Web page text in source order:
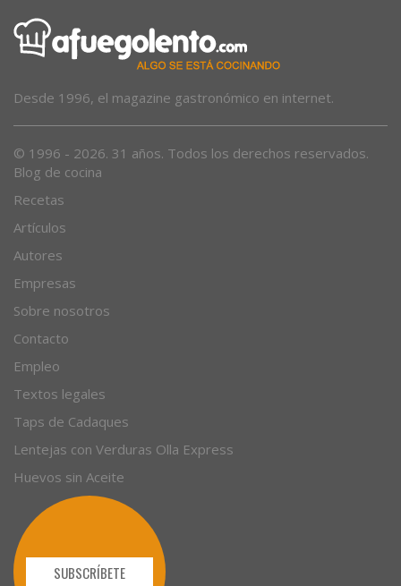
Desde 1996, el magazine gastronómico en internet.
© 1996 - 2026. 31 años. Todos los derechos reservados.
Blog de cocina
Recetas
Artículos
Autores
Empresas
Sobre nosotros
Contacto
Empleo
Textos legales
Taps de Cadaques
Lentejas con Verduras Olla Express
Huevos sin Aceite
SUBSCRÍBETE